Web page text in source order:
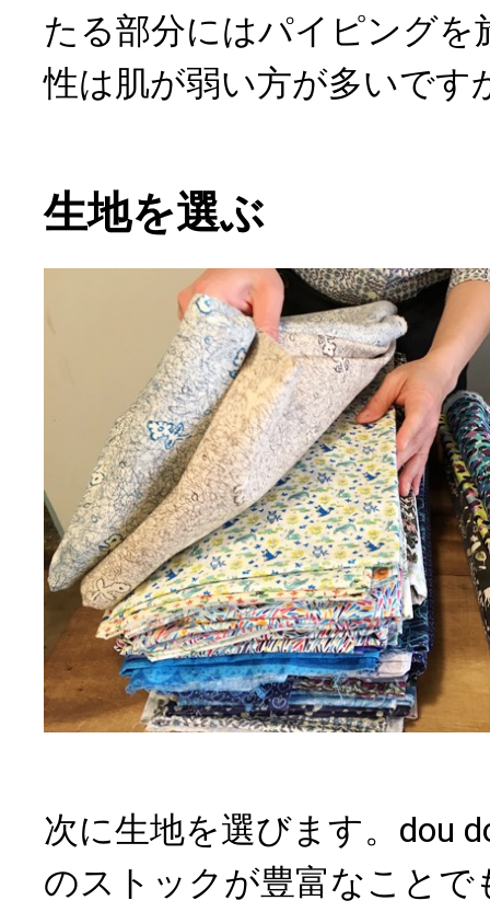
たる部分にはパイピングを
性は肌が弱い方が多いです
生地を選ぶ
次に生地を選びます。dou
のストックが豊富なことで